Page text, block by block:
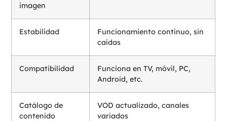
imagen
Estabilidad
Funcionamiento continuo, sin
caídas
Compatibilidad
Funciona en TV, móvil, PC,
Android, etc.
Catálogo de
contenido
VOD actualizado, canales
variados